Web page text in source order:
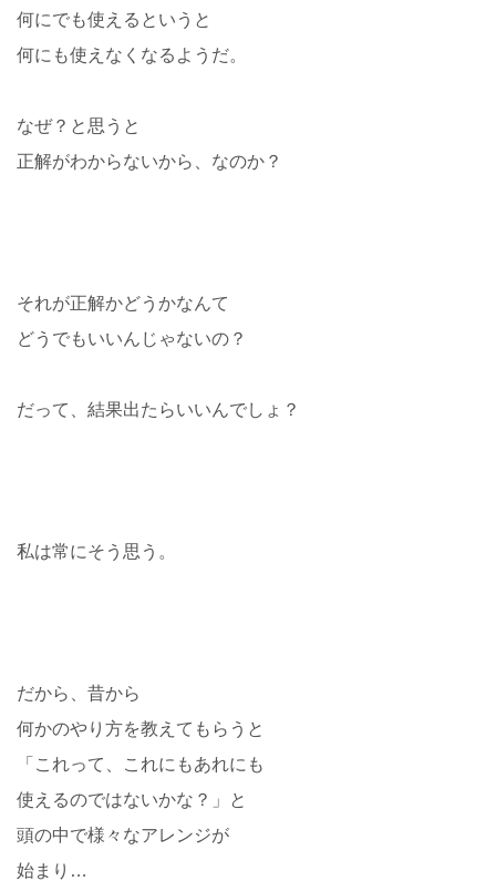
何にでも使えるというと
何にも使えなくなるようだ。
なぜ？と思うと
正解がわからないから、なのか？
それが正解かどうかなんて
どうでもいいんじゃないの？
だって、結果出たらいいんでしょ？
私は常にそう思う。
だから、昔から
何かのやり方を教えてもらうと
「これって、これにもあれにも
使えるのではないかな？」と
頭の中で様々なアレンジが
始まり…